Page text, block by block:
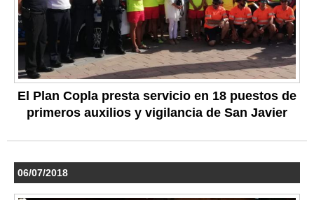
El Plan Copla presta servicio en 18 puestos de
primeros auxilios y vigilancia de San Javier
06/07/2018